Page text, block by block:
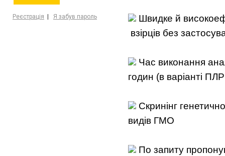
Реєстрація Я забув пароль
Швидке й
взірців без
Час виконання
годин (в варіанті
Скринінг
видів ГМО
По запиту